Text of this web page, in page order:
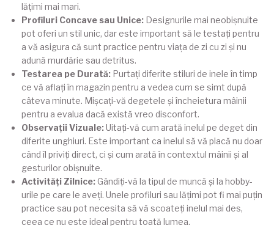
lățimi mai mari.
Profiluri Concave sau Unice: Designurile mai neobișnuite
pot oferi un stil unic, dar este important să le testați pentru
a vă asigura că sunt practice pentru viața de zi cu zi și nu
adună murdărie sau detritus.
Testarea pe Durată: Purtați diferite stiluri de inele în timp
ce vă aflați în magazin pentru a vedea cum se simt după
câteva minute. Mișcați-vă degetele și încheietura mâinii
pentru a evalua dacă există vreo disconfort.
Observații Vizuale:Uitați-vă cum arată inelul pe deget din
diferite unghiuri. Este important ca inelul să vă placă nu doar
când îl priviți direct, ci și cum arată în contextul mâinii și al
gesturilor obișnuite.
Activități Zilnice:Gândiți-vă la tipul de muncă și la hobby-
urile pe care le aveți. Unele profiluri sau lățimi pot fi mai puțin
practice sau pot necesita să vă scoateți inelul mai des,
ceea ce nu este ideal pentru toată lumea.